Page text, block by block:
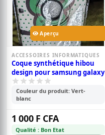
Aperçu
ACCESSOIRES INFORMATIQUES
Coque synthétique hibou
design pour samsung galaxy
Couleur du produit: Vert-
blanc
1 000 F CFA
Qualité : Bon Etat